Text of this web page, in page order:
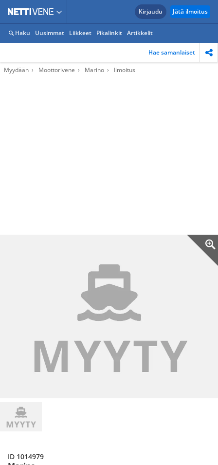
Kirjaudu Jätä ilmoitus
Haku Uusimmat Liikkeet Pikalinkit Artikkelit
Hae samanlaiset
Myydään Moottorivene Marino Ilmoitus
ID 1014979